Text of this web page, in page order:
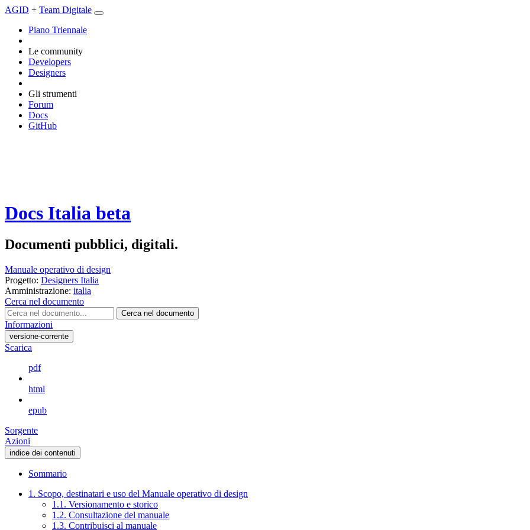
AGID + Team Digitale
Piano Triennale
Le community
Developers
Designers
Gli strumenti
Forum
Docs
GitHub
Docs Italia beta
Documenti pubblici, digitali.
Manuale operativo di design
Progetto: Designers Italia
Amministrazione: italia
Cerca nel documento
Cerca nel documento
Informazioni
versione-corrente
Scarica
pdf
html
epub
Sorgente
Azioni
indice dei contenuti
Sommario
1. Scopo, destinatari e uso del Manuale operativo di design
1.1. Versionamento e storico
1.2. Consultazione del manuale
1.3. Contribuisci al manuale